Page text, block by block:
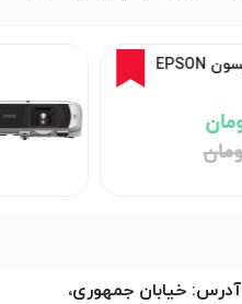
ویدئوپروژکتور اپسون EPSON
آدرس: خیابان جمهوری،